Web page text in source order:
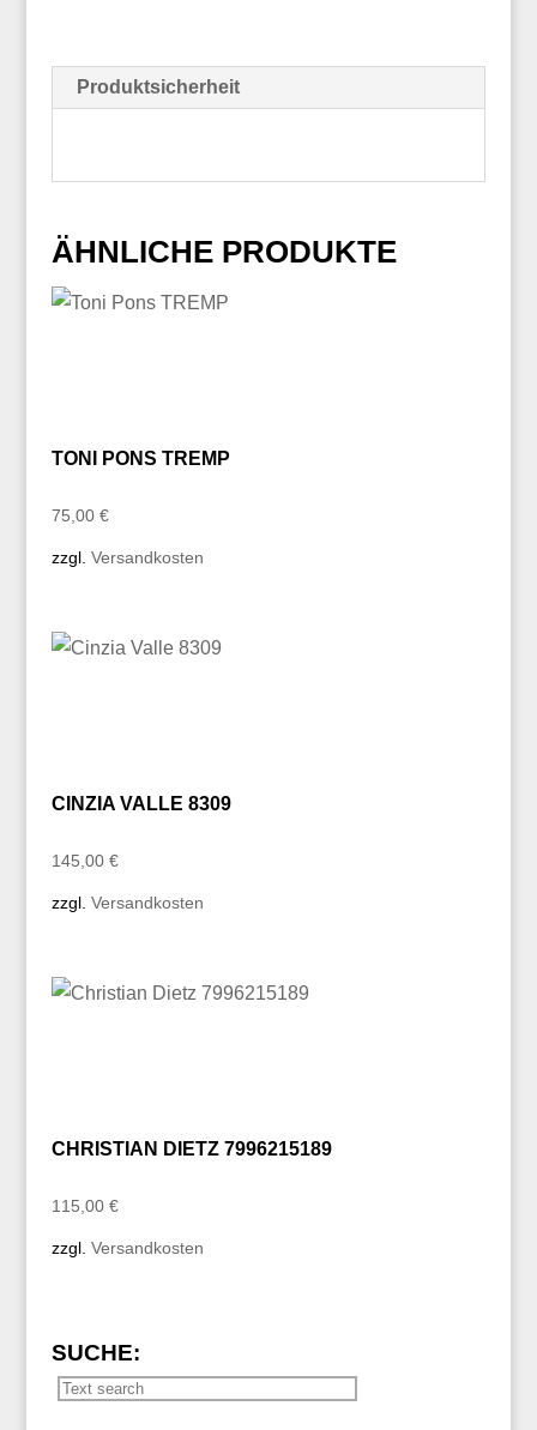
Produktsicherheit
ÄHNLICHE PRODUKTE
TONI PONS TREMP
75,00 €
zzgl. Versandkosten
CINZIA VALLE 8309
145,00 €
zzgl. Versandkosten
CHRISTIAN DIETZ 7996215189
115,00 €
zzgl. Versandkosten
SUCHE: